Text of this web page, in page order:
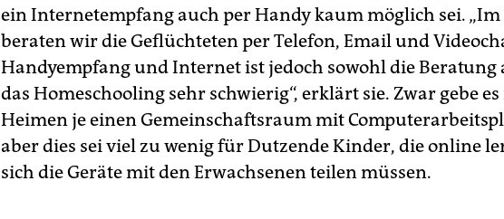
ein Internetempfang auch per Handy kaum möglich sei. „Im
beraten wir die Geflüchteten per Telefon, Email und
Handyempfang und Internet ist jedoch sowohl die Beratung
das Homeschooling sehr schwierig“, erklärt sie. Zwar gebe
Heimen je einen Gemeinschaftsraum mit
aber dies sei viel zu wenig für Dutzende Kinder, die online
sich die Geräte mit den Erwachsenen teilen müssen.